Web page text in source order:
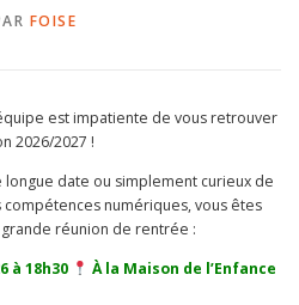
FOISE
est impatiente de vous retrouver
2026/2027 !
date ou simplement curieux de
numériques, vous êtes
réunion de rentrée :
à 18h30
À la Maison de l’Enfance